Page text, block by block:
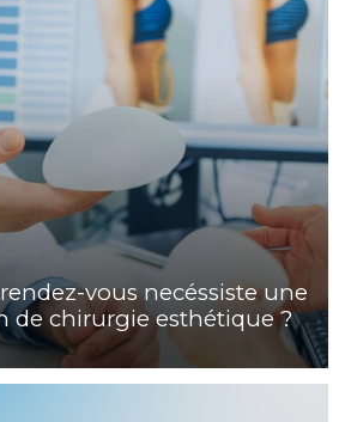
vous necéssiste une
de chirurgie esthétique ?